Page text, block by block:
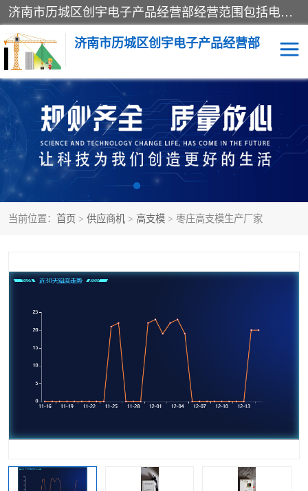
济南市历城区创宇电子产品经营部经营范围包括电子产品、起重机械配件、电气设备、仪器仪表、配电箱、监控设备的批发、零售；配电箱、仪器仪表（不含计量器）、工业自动化设备（不含特种设备、电力设备）的安装、维修。（依法须经批准的项目，经相关部门批准后方可开展经营活动）。
济南市历城区创宇电子产品经营部
当前位置： 首页 > 供应商机 > 高支模 > 枣庄高支模生产厂家
标养式监测 吊钩可视化
钢丝绳监控 高支模
升降机 施工临电箱监测系统